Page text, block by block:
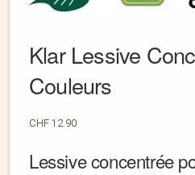
Klar Lessive
Couleurs
CHF 12.90
Lessive concentrée